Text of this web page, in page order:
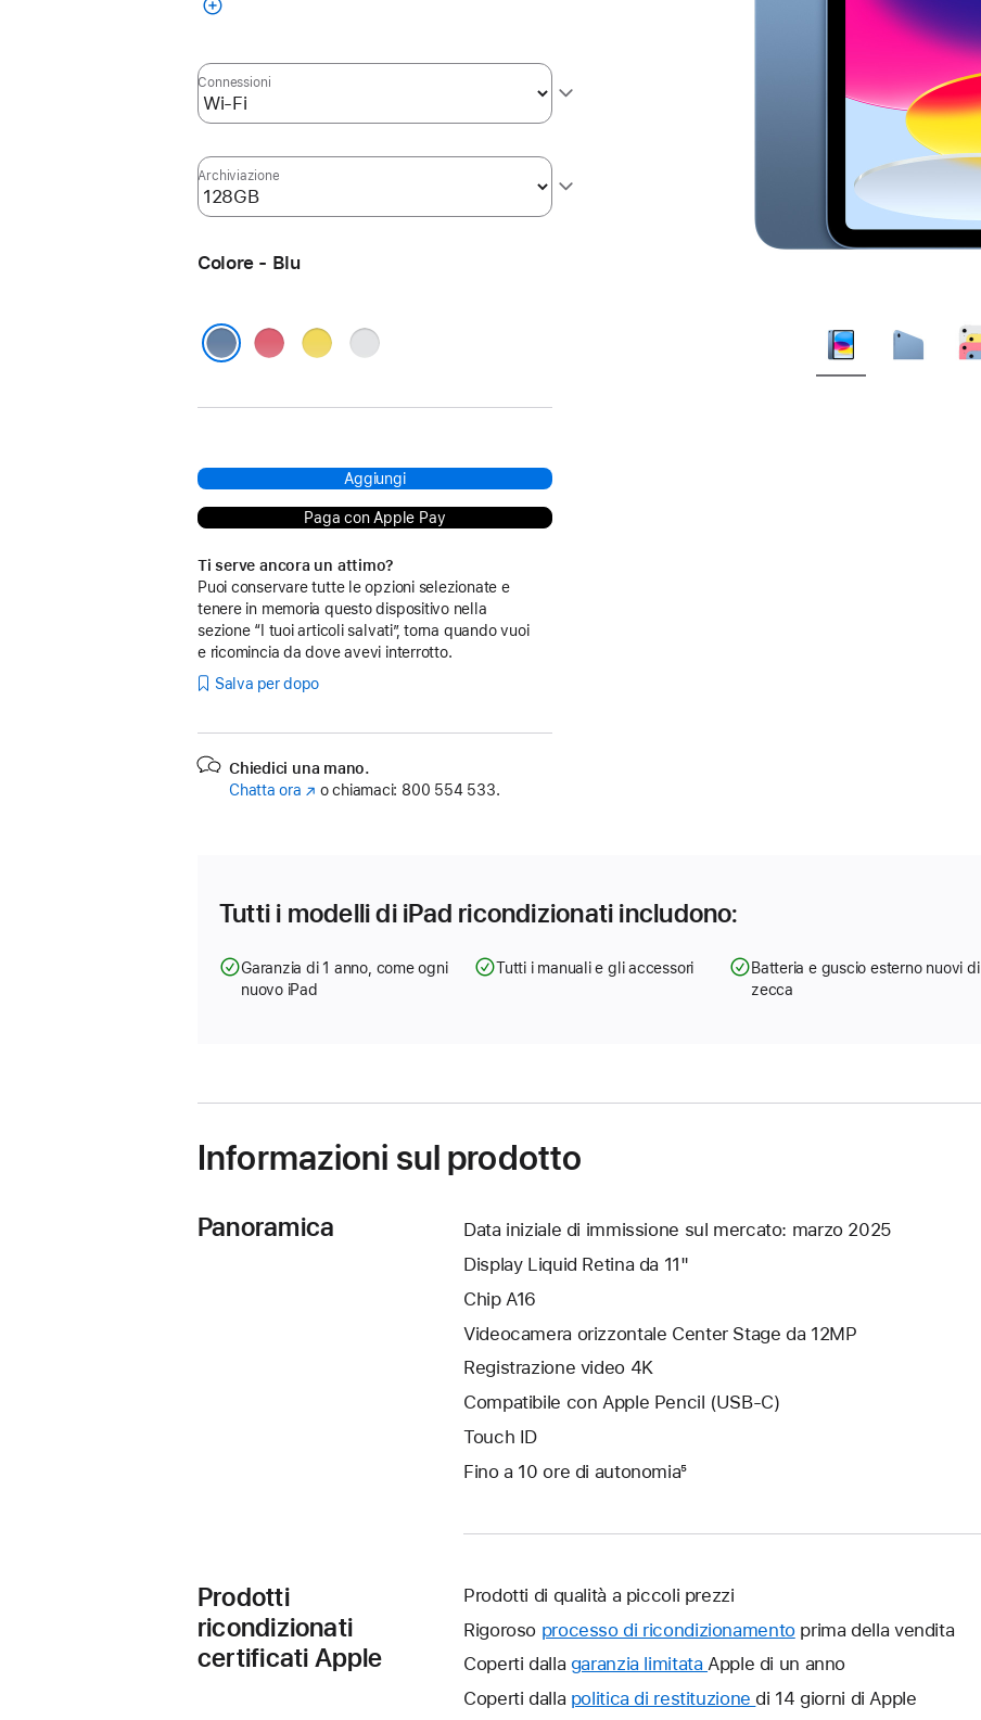
Connessioni
Archiviazione
Colore - Blu
Rosa Giallo Argento
Aggiungi
Paga con Apple Pay
Ti serve ancora un attimo?
Puoi conservare tutte le opzioni selezionate e
tenere in memoria questo dispositivo nella
sezione “I tuoi articoli salvati”, torna quando vuoi
e ricomincia da dove avevi interrotto.
Salva per dopo
Chiedici una mano.
Chatta ora (Si o chiamaci: 800 554 533.
Tutti i modelli di iPad ricondizionati includono:
Garanzia di 1 anno, come ogni
nuovo iPad
Tutti i manuali e gli accessori
Batteria e guscio esterno nuovi di
zecca
Informazioni sul prodotto
Panoramica
Data iniziale di immissione sul mercato: marzo 2025
Display Liquid Retina da 11"
Chip A16
Videocamera orizzontale Center Stage da 12MP
Registrazione video 4K
Compatibile con Apple Pencil (USB‑C)
Touch ID
Fino a 10 ore di autonomia⁵
Prodotti
ricondizionati
certificati Apple
Prodotti di qualità a piccoli prezzi
Rigoroso processo di ricondizionamentoprima della vendita
Coperti dalla garanzia limitataVerrà
aperta
Apple di un anno
Coperti dalla politica di restituzione Verrà
di 14 giorni di Apple